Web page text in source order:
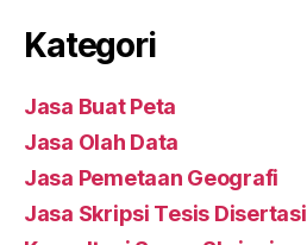
Kategori
Jasa Buat Peta
Jasa Olah Data
Jasa Pemetaan Geografi
Jasa Skripsi Tesis Disertasi